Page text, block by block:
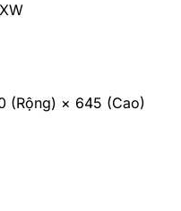
(Rộng) × 645 (Cao)